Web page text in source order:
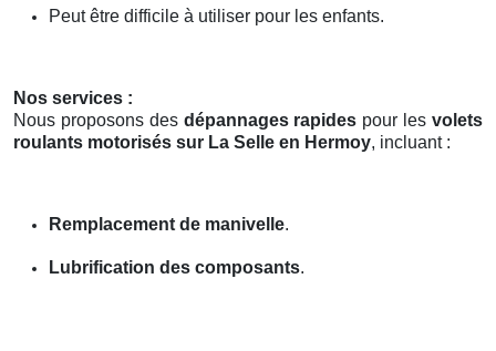
Peut être difficile à utiliser pour les enfants.
Nos services :
Nous proposons des dépannages rapides pour lesvolets
roulants motorisés sur La Selle en Hermoy, incluant :
Remplacement de manivelle.
Lubrification des composants.